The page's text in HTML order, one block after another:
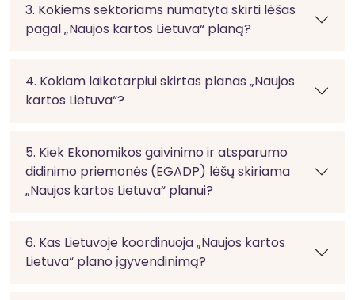
3. Kokiems sektoriams numatyta skirti lėšas
pagal „Naujos kartos Lietuva“ planą?
4. Kokiam laikotarpiui skirtas planas „Naujos
kartos Lietuva“?
5. Kiek Ekonomikos gaivinimo ir atsparumo
didinimo priemonės (EGADP) lėšų skiriama
„Naujos kartos Lietuva“ planui?
6. Kas Lietuvoje koordinuoja „Naujos kartos
Lietuva“ plano įgyvendinimą?